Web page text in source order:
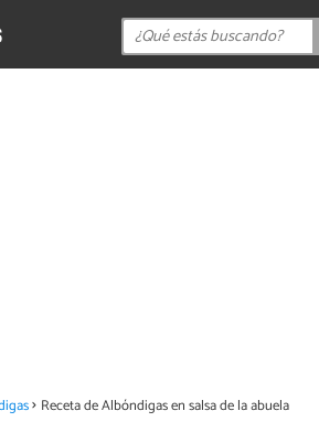
Receta de Albóndigas en salsa de la abuela